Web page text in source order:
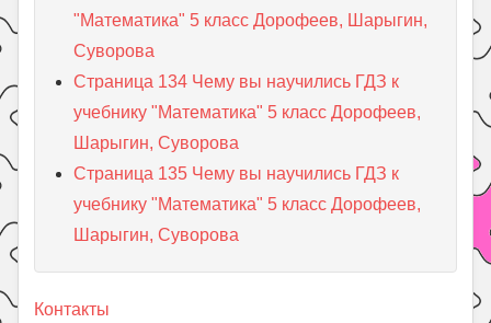
"Математика" 5 класс Дорофеев, Шарыгин,
Суворова
Страница 134 Чему вы научились ГДЗ к
учебнику "Математика" 5 класс Дорофеев,
Шарыгин, Суворова
Страница 135 Чему вы научились ГДЗ к
учебнику "Математика" 5 класс Дорофеев,
Шарыгин, Суворова
Контакты